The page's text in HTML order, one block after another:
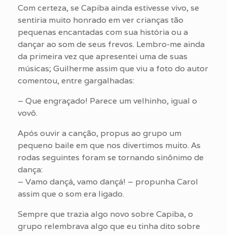
Com certeza, se Capiba ainda estivesse vivo, se
sentiria muito honrado em ver crianças tão
pequenas encantadas com sua história ou a
dançar ao som de seus frevos. Lembro-me ainda
da primeira vez que apresentei uma de suas
músicas; Guilherme assim que viu a foto do autor
comentou, entre gargalhadas:
– Que engraçado! Parece um velhinho, igual o
vovô.
Após ouvir a canção, propus ao grupo um
pequeno baile em que nos divertimos muito. As
rodas seguintes foram se tornando sinônimo de
dança:
– Vamo dançá, vamo dançá! – propunha Carol
assim que o som era ligado.
Sempre que trazia algo novo sobre Capiba, o
grupo relembrava algo que eu tinha dito sobre